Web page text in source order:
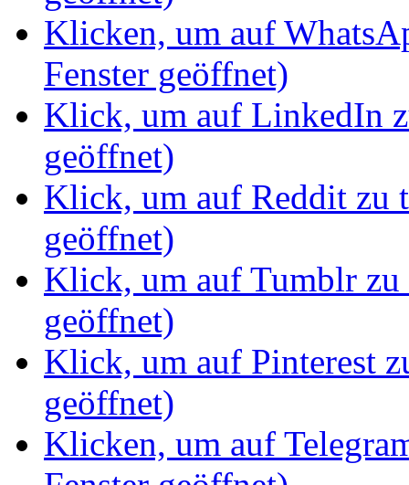
Klicken, um auf
Fenster geöffnet)
Klick, um auf LinkedIn
geöffnet)
Klick, um auf Reddit zu
geöffnet)
Klick, um auf Tumblr zu
geöffnet)
Klick, um auf Pinterest
geöffnet)
Klicken, um auf